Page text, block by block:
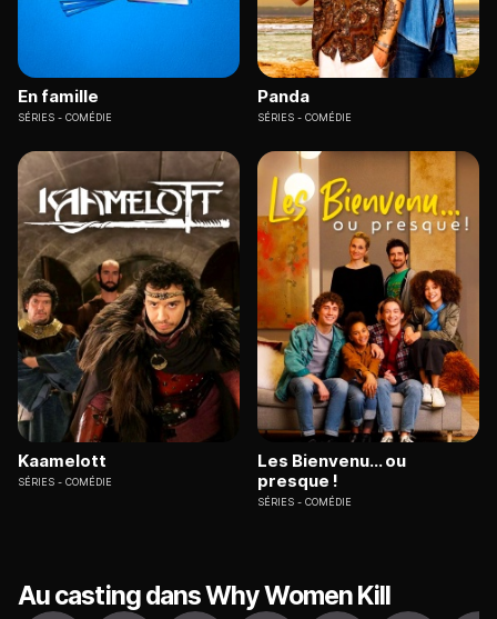
En famille
SÉRIES COMÉDIE
Panda
SÉRIES COMÉDIE
Kaamelott
SÉRIES COMÉDIE
Les Bienvenu... ou
presque !
SÉRIES COMÉDIE
Au casting dans Why Women Kill